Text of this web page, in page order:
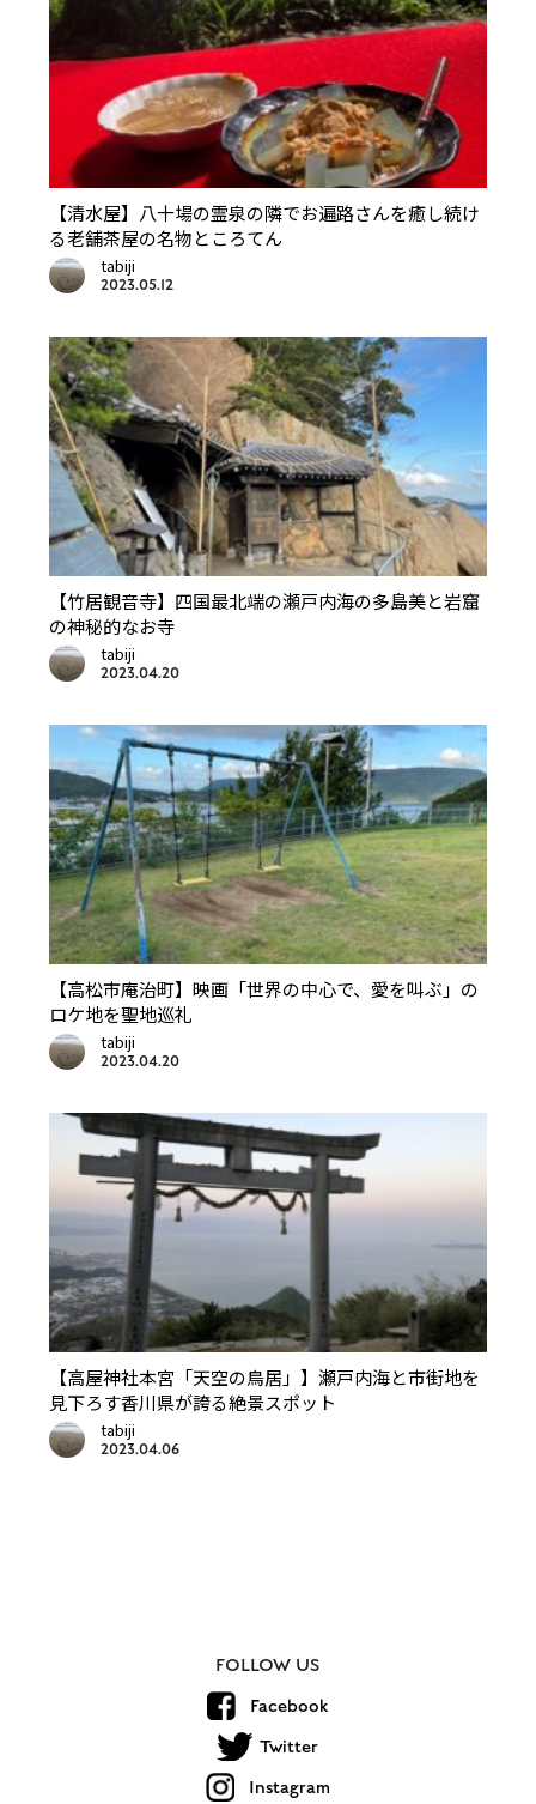
【清水屋】八十場の霊泉の隣でお遍路さんを癒し続け
る老舗茶屋の名物ところてん
tabiji
2023.05.12
【竹居観音寺】四国最北端の瀬戸内海の多島美と岩窟
の神秘的なお寺
tabiji
2023.04.20
【高松市庵治町】映画「世界の中心で、愛を叫ぶ」の
ロケ地を聖地巡礼
tabiji
2023.04.20
【高屋神社本宮「天空の鳥居」】瀬戸内海と市街地を
見下ろす香川県が誇る絶景スポット
tabiji
2023.04.06
FOLLOW US
Facebook
Twitter
Instagram